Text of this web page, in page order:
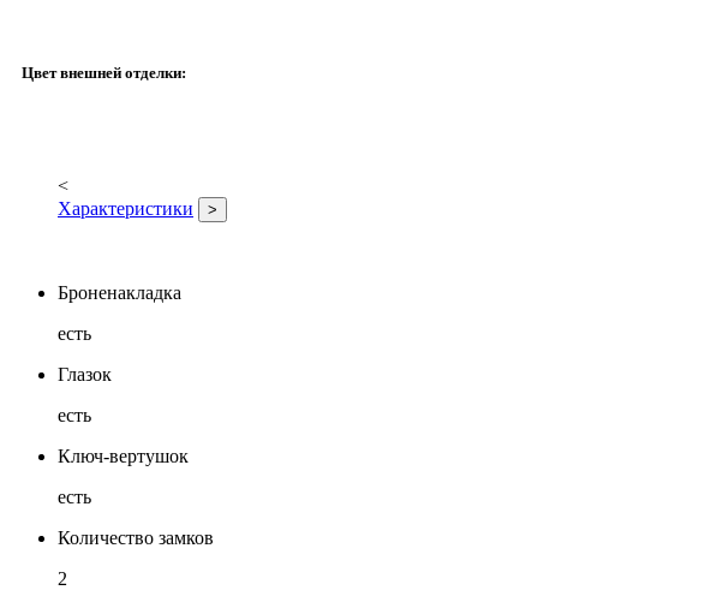
Цвет внешней отделки:
<
Характеристики
>
Броненакладка
есть
Глазок
есть
Ключ-вертушок
есть
Количество замков
2